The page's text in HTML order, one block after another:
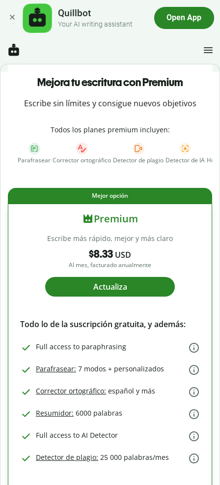
Quillbot
Your AI writing assistant
Open App
Mejora tu escritura con Premium
Escribe sin límites y consigue nuevos objetivos
Todos los planes premium incluyen:
Parafrasear Corrector ortográfico Detector de plagio Detector de IA
Mejor opción
Premium
Escribe más rápido, mejor y más claro
$8.33 USD
Al mes, facturado anualmente
Actualiza
Todo lo de la suscripción gratuita, y además:
Full access to paraphrasing
Parafrasear: 7 modos + personalizados
Corrector ortográfico: español y más
Resumidor: 6000 palabras
Full access to AI Detector
Detector de plagio: 25 000 palabras/mes